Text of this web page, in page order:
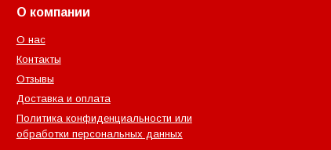
О компании
О нас
Контакты
Отзывы
Доставка и оплата
Политика конфиденциальности или
обработки персональных данных